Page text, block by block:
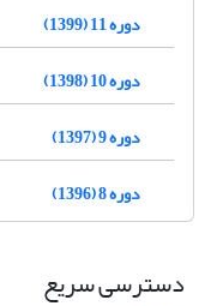
دوره 11 (1399)
دوره 10 (1398)
دوره 9 (1397)
دوره 8 (1396)
دسترسی سریع